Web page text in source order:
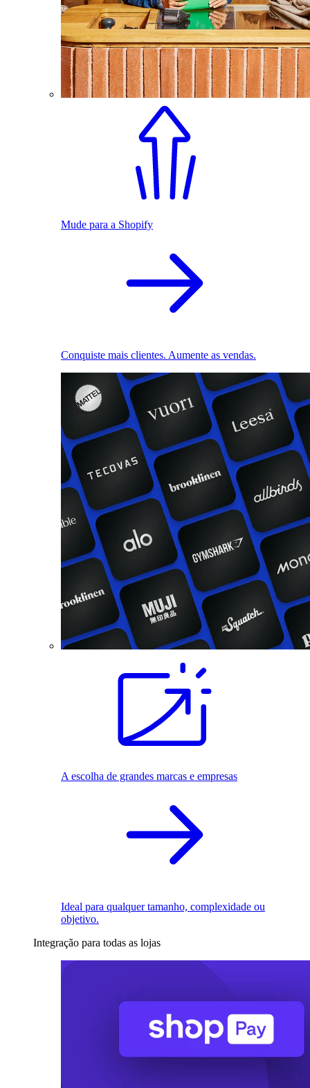
Mude para a Shopify
Conquiste mais clientes. Aumente as vendas.
A escolha de grandes marcas e empresas
Ideal para qualquer tamanho, complexidade ou
objetivo.
Integração para todas as lojas